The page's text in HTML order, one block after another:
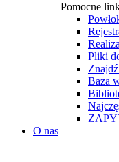
Pomocne
Pliki
Baza
O nas